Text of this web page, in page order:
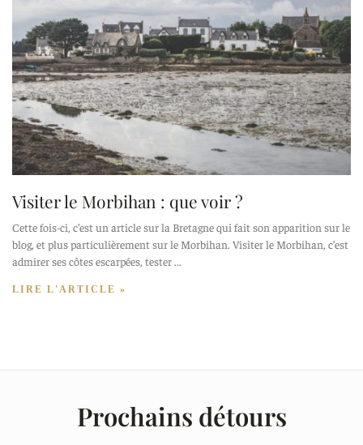
Visiter le Morbihan : que voir ?
Cette fois-ci, c’est un article sur la Bretagne qui fait son apparition sur le
blog, et plus particulièrement sur le Morbihan. Visiter le Morbihan, c’est
admirer ses côtes escarpées, tester
LIRE L'ARTICLE »
Prochains détours